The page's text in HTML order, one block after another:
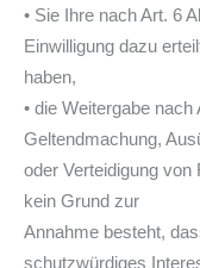
• Sie Ihre nach Art. 6
Einwilligung dazu
haben,
• die Weitergabe
Geltendmachung,
oder Verteidigung von
kein Grund zur
Annahme besteht,
schutzwürdiges